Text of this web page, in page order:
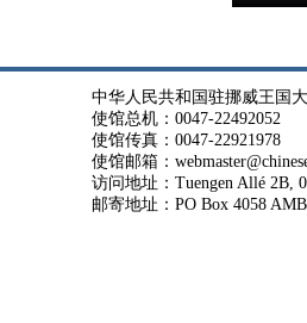
中华人民共和国驻挪威王国
使馆总机：0047-22492052
使馆传真：0047-22921978
使馆邮箱：
访问地址：Tuengen Allé 2B,
邮寄地址：PO Box 4058